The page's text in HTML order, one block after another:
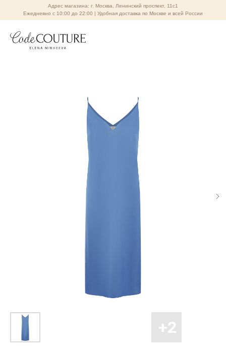
Адрес магазина: г. Москва, Ленинский проспект, 11с1
Ежедневно с 10:00 до 22:00 | Удобная доставка по Москве и всей России